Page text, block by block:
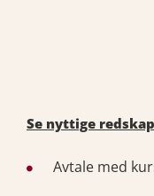
Se nyttige
Avtale med